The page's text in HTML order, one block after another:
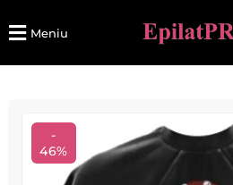
Meniu
-
46%